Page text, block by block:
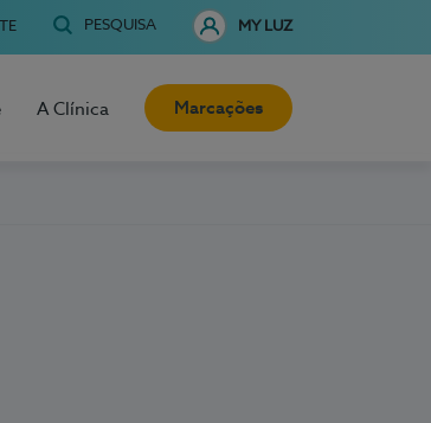
PESQUISA MY LUZ
A Clínica Marcações